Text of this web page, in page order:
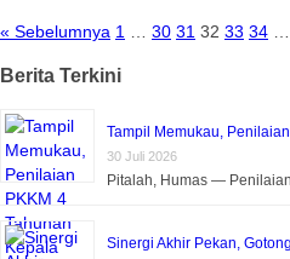
« Sebelumnya 1 30 31 32 33 34
Berita Terkini
Tampil Memukau,
30 Juli 2026
Pitalah, Humas —
Sinergi Akhir Pekan,